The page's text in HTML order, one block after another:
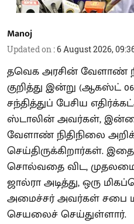
Manoj
Updated on :6 August 2026,
தவெக அரசின் வேளாண்
குறித்து இன்று (ஆகஸ்ட்
சந்தித்துப் பேசிய
ஸ்டாலின் அவர்கள்,
வேளாண் நிதிநிலை
செய்திருக்கிறார்கள்.
சொல்வதை விட,
ஜால்ரா அடித்து, ஒரு
அமைச்சர் அவர்கள் சபை
செயலைச் செய்துள்ளார்.